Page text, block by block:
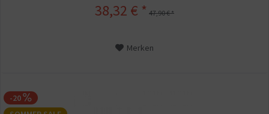
38,32 € * 47,90 € *
Merken
-20